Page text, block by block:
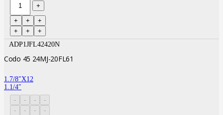
ADP1JFL42420N
Codo 45 24MJ-20FL61
1.7/8″X12
1.1/4″